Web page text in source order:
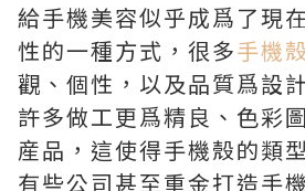
給手機美容似乎成爲了現
性的一種方式，很多手機殼
觀、個性，以及品質爲設
許多做工更爲精良、色彩
産品，這使得手機殼的類
有些公司甚至重金打造手